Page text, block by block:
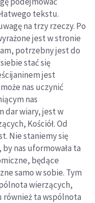
tekstu.
na trzy rzeczy. Po
jest w stronie
potrzebny jest do
stać się
jest
nas uczynić
nas
dar wiary, jest w
Kościół. Od
Nie staniemy się
nas uformowała ta
będące
samo w sobie. Tym
wierzących,
również ta wspólnota